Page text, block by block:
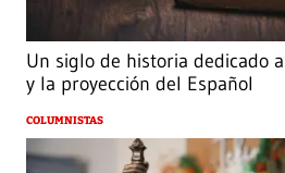
Un siglo de historia dedicado
y la proyección del Español
COLUMNISTAS